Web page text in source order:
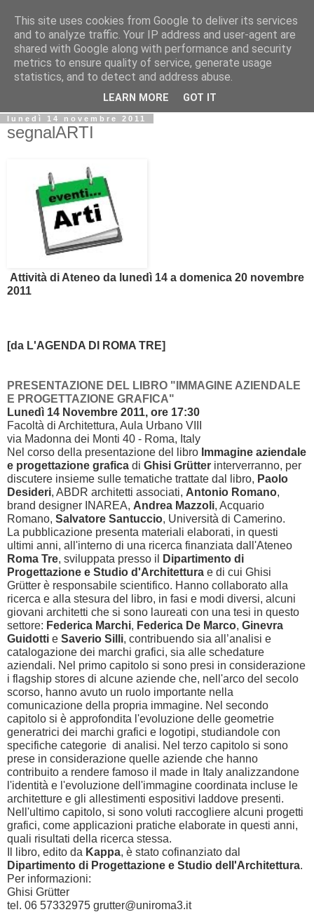
Biblio@rti in
Il Blog della Biblioteca di Area delle arti per condividere
informazioni iniziative incontri
lunedì 14 novembre 2011
segnalARTI
Attività di Ateneo da lunedì 14 a domenica 20 novembre
2011
[da L'AGENDA DI ROMA TRE]
PRESENTAZIONE DEL LIBRO "IMMAGINE AZIENDALE
E PROGETTAZIONE GRAFICA"
Lunedì 14 Novembre 2011, ore 17:30
Facoltà di Architettura, Aula Urbano VIII
via Madonna dei Monti 40 - Roma, Italy
Nel corso della presentazione del libro Immagine aziendale
e progettazione grafica di Ghisi Grütter interverranno, per
discutere insieme sulle tematiche trattate dal libro, Paolo
Desideri, ABDR architetti associati, Antonio Romano,
brand designer INAREA, Andrea Mazzoli, Acquario
Romano, Salvatore Santuccio, Università di Camerino.
La pubblicazione presenta materiali elaborati, in questi
ultimi anni, all'interno di una ricerca finanziata dall'Ateneo
Roma Tre, sviluppata presso il
Dipartimento di
Progettazione e Studio d'Architettura e di cui Ghisi
Grütter è responsabile scientifico. Hanno collaborato alla
ricerca e alla stesura del libro, in fasi e modi diversi, alcuni
giovani architetti che si sono laureati con una tesi in questo
settore: Federica Marchi, Federica De Marco, Ginevra
Guidotti e Saverio Silli, contribuendo sia all’analisi e
catalogazione dei marchi grafici, sia alle schedature
aziendali. Nel primo capitolo si sono presi in considerazione
i flagship stores di alcune aziende che, nell'arco del secolo
scorso, hanno avuto un ruolo importante nella
comunicazione della propria immagine. Nel secondo
capitolo si è approfondita l'evoluzione delle geometrie
generatrici dei marchi grafici e logotipi, studiandole con
specifiche categorie di analisi. Nel terzo capitolo si sono
prese in considerazione quelle aziende che hanno
contribuito a rendere famoso il made in Italy analizzandone
l'identità e l'evoluzione dell'immagine coordinata incluse le
architetture e gli allestimenti espositivi laddove presenti.
Nell'ultimo capitolo, si sono voluti raccogliere alcuni progetti
grafici, come applicazioni pratiche elaborate in questi anni,
quali risultati della ricerca stessa.
Il libro, edito da Kappa, è stato cofinanziato dal
Dipartimento di Progettazione e Studio dell'Architettura.
Per informazioni:
Ghisi Grütter
tel. 06 57332975 grutter@uniroma3.it
This site uses cookies from Google to deliver its services
and to analyze traffic. Your IP address and user-agent are
shared with Google along with performance and security
metrics to ensure quality of service, generate usage
statistics, and to detect and address abuse.
LEARN MORE GOT IT